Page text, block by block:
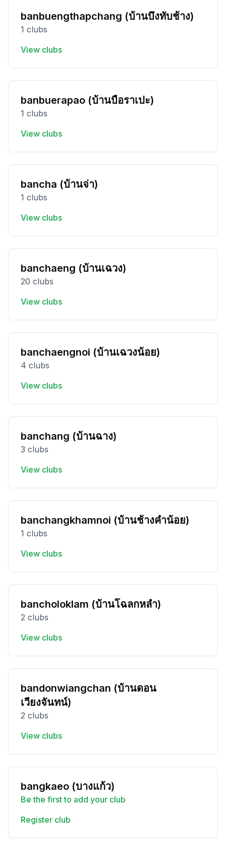
banbuengthapchang (บ้านบึงทับช้าง)
1 clubs
View clubs
banbuerapao (บ้านบือราเปะ)
1 clubs
View clubs
bancha (บ้านจ่า)
1 clubs
View clubs
banchaeng (บ้านเฉวง)
20 clubs
View clubs
banchaengnoi (บ้านเฉวงน้อย)
4 clubs
View clubs
banchang (บ้านฉาง)
3 clubs
View clubs
banchangkhamnoi (บ้านช้างคำน้อย)
1 clubs
View clubs
bancholoklam (บ้านโฉลกหลำ)
2 clubs
View clubs
bandonwiangchan (บ้านดอน
เวียงจันทน์)
2 clubs
View clubs
bangkaeo (บางแก้ว)
Be the first to add your club
Register club